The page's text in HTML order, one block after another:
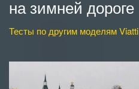
на зимней дороге
Тесты по другим моделям Viatti